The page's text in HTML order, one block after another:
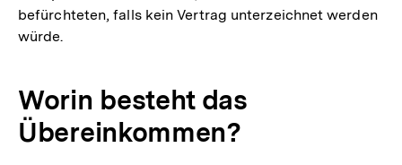
befürchteten, falls kein Vertrag unterzeichnet werden
würde.
Worin besteht das
Übereinkommen?